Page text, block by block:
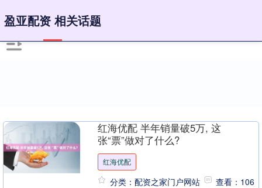
盈亚配资 相关话题
红海优配 半年销量破5万, 这
张“票”做对了什么?
红海优配
分类：配资之家门户网站 查看：106